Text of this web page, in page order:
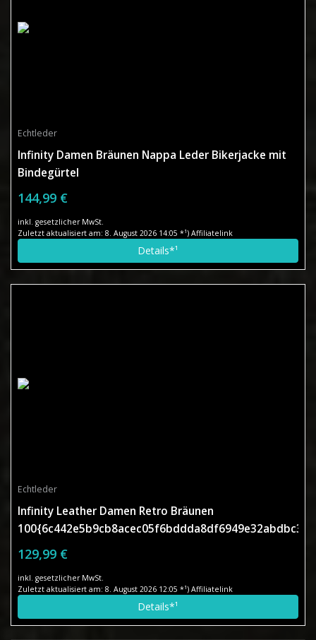
Echtleder
Infinity Damen Bräunen Nappa Leder Bikerjacke mit
Bindegürtel
144,99 €
inkl. gesetzlicher MwSt.
Zuletzt aktualisiert am: 8. August 2026 14:05 *¹) Affiliatelink
Details*¹
Echtleder
Infinity Leather Damen Retro Bräunen
Nappaleder Bikerjacke
129,99 €
inkl. gesetzlicher MwSt.
Zuletzt aktualisiert am: 8. August 2026 12:05 *¹) Affiliatelink
Details*¹